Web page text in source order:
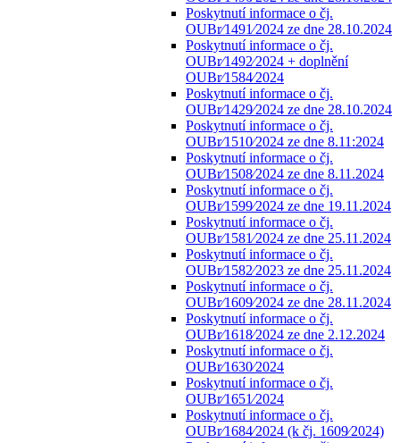
Poskytnutí informace o čj.
OUBr⁄1491⁄2024 ze dne 28.10.2024
Poskytnutí informace o čj.
OUBr⁄1492⁄2024 + doplnění
OUBr⁄1584⁄2024
Poskytnutí informace o čj.
OUBr⁄1429⁄2024 ze dne 28.10.2024
Poskytnutí informace o čj.
OUBr⁄1510⁄2024 ze dne 8.11:2024
Poskytnutí informace o čj.
OUBr⁄1508⁄2024 ze dne 8.11.2024
Poskytnutí informace o čj.
OUBr⁄1599⁄2024 ze dne 19.11.2024
Poskytnutí informace o čj.
OUBr⁄1581⁄2024 ze dne 25.11.2024
Poskytnutí informace o čj.
OUBr⁄1582⁄2023 ze dne 25.11.2024
Poskytnutí informace o čj.
OUBr⁄1609⁄2024 ze dne 28.11.2024
Poskytnutí informace o čj.
OUBr⁄1618⁄2024 ze dne 2.12.2024
Poskytnutí informace o čj.
OUBr⁄1630⁄2024
Poskytnutí informace o čj.
OUBr⁄1651⁄2024
Poskytnutí informace o čj.
OUBr⁄1684⁄2024 (k čj. 1609⁄2024)